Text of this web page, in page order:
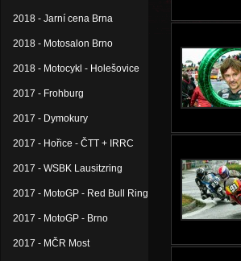
2018 - Jarní cena Brna
2018 - Motosalon Brno
2018 - Motocykl - Holešovice
2017 - Frohburg
2017 - Dymokury
2017 - Hořice - ČTT + IRRC
2017 - WSBK Lausitzring
2017 - MotoGP - Red Bull Ring
2017 - MotoGP - Brno
2017 - MČR Most